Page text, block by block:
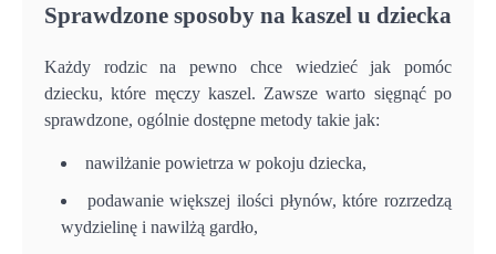
Sprawdzone sposoby na kaszel u dziecka
Każdy rodzic na pewno chce wiedzieć jak pomóc
dziecku, które męczy kaszel. Zawsze warto sięgnąć po
sprawdzone, ogólnie dostępne metody takie jak:
nawilżanie powietrza w pokoju dziecka,
podawanie większej ilości płynów, które rozrzedzą
wydzielinę i nawilżą gardło,